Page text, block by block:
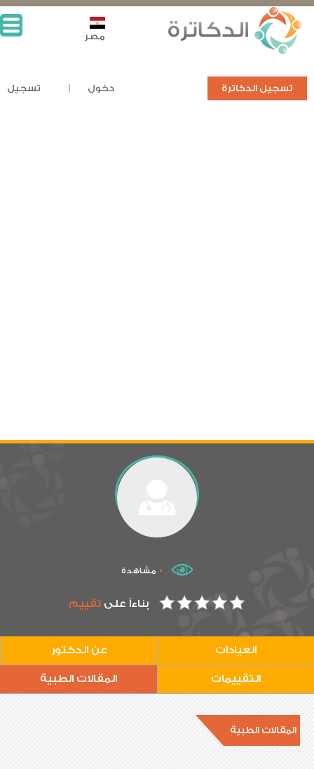
تسجيل الدكاترة دخول تسجيل
مصر
0 مشاهدة
بناءاً علىتقييم
العيادات عن الدكتور
التقييمات المقالات الطبية
المقالات الطبية